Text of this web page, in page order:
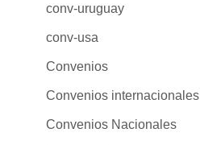
conv-uruguay
conv-usa
Convenios
Convenios internacionales
Convenios Nacionales